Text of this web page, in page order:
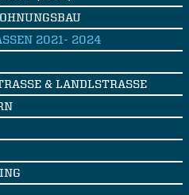
2021- 2024
& LANDLSTRASSE